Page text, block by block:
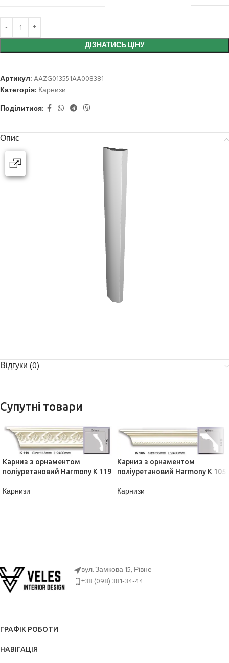
ДІЗНАТИСЬ ЦІНУ
Артикул:AAZG013551AA008381
Категорія: Карнизи
Поділитися:
Опис
Відгуки (0)
Супутні товари
Карниз з орнаментом
поліуретановий Harmony K 119
Карнизи
Карниз з орнаментом
поліуретановий Harmony K 105
Карнизи
вул. Замкова 15, Рівне
+38 (098) 381-34-44
ГРАФІК РОБОТИ
НАВІГАЦІЯ